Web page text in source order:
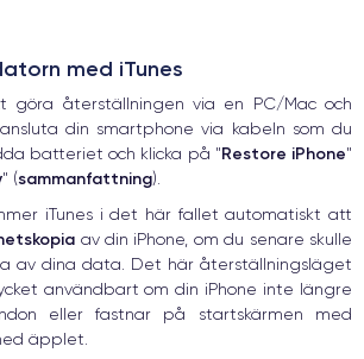
med iTunes
göra återställningen via en PC/Mac och
din smartphone via kabeln som du
batteriet och klicka på "Restore iPhone"
" (sammanfattning).
iTunes i det här fallet automatiskt att
av din iPhone, om du senare skulle
av dina data. Det här återställningsläget
användbart om din iPhone inte längre
eller fastnar på startskärmen med
äpplet.